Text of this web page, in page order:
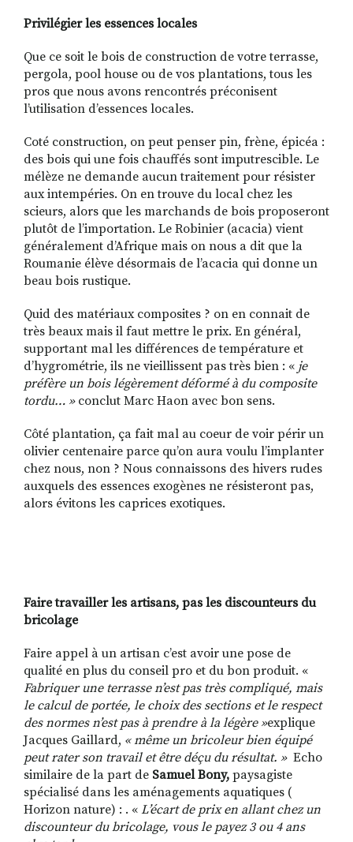
Privilégier les essences locales
Que ce soit le bois de construction de votre terrasse,
pergola, pool house ou de vos plantations, tous les
pros que nous avons rencontrés préconisent
l’utilisation d’essences locales.
Coté construction, on peut penser pin, frène, épicéa :
des bois qui une fois chauffés sont imputrescible. Le
mélèze ne demande aucun traitement pour résister
aux intempéries. On en trouve du local chez les
scieurs, alors que les marchands de bois proposeront
plutôt de l’importation. Le Robinier (acacia) vient
généralement d’Afrique mais on nous a dit que la
Roumanie élève désormais de l’acacia qui donne un
beau bois rustique.
Quid des matériaux composites ? on en connait de
très beaux mais il faut mettre le prix. En général,
supportant mal les différences de température et
d’hygrométrie, ils ne vieillissent pas très bien : « je
préfère un bois légèrement déformé à du composite
tordu… » conclut Marc Haon avec bon sens.
Côté plantation, ça fait mal au coeur de voir périr un
olivier centenaire parce qu’on aura voulu l’implanter
chez nous, non ? Nous connaissons des hivers rudes
auxquels des essences exogènes ne résisteront pas,
alors évitons les caprices exotiques.
Faire travailler les artisans, pas les discounteurs du
bricolage
Faire appel à un artisan c’est avoir une pose de
qualité en plus du conseil pro et du bon produit. «
Fabriquer une terrasse n’est pas très compliqué, mais
le calcul de portée, le choix des sections et le respect
des normes n’est pas à prendre à la légère »explique
Jacques Gaillard, « même un bricoleur bien équipé
peut rater son travail et être déçu du résultat. » Echo
similaire de la part de Samuel Bony, paysagiste
spécialisé dans les aménagements aquatiques (
Horizon nature) : . « L’écart de prix en allant chez un
discounteur du bricolage, vous le payez 3 ou 4 ans